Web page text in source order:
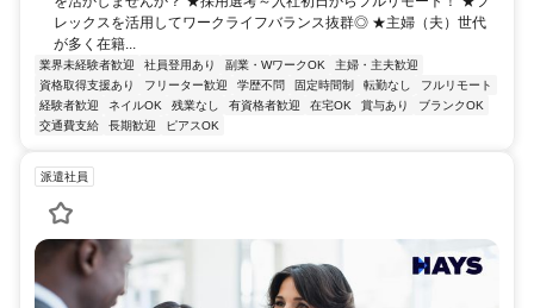
レックスを活用してワークライフバランス抜群◎ ★主婦（夫）世代
が多く在籍...
業界未経験者歓迎 社員登用あり 副業・WワークOK
主婦・主夫歓迎
資格取得支援あり
フリーター歓迎 学歴不問 固定時間制 転勤なし
フルリモート
経験者歓迎
ネイルOK 残業なし 有資格者歓迎 在宅OK 賞与あり
ブランクOK
交通費支給
長期歓迎 ピアスOK
派遣社員